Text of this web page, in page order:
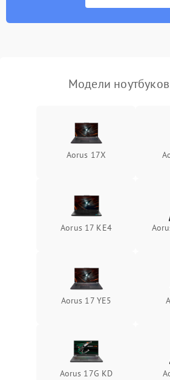
неисправности кулера
пропадание диска
оперативной памяти:
вылеты приложений,
синие экраны
Модели
Aorus 17X
Aorus 17 KE4
Aorus 17 YE5
Aorus 17G KD